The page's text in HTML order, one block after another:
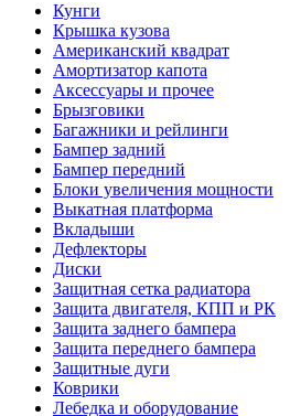
Кунги
Крышка кузова
Американский квадрат
Амортизатор капота
Аксессуары и прочее
Брызговики
Багажники и рейлинги
Бампер задний
Бампер передний
Блоки увеличения мощности
Выкатная платформа
Вкладыши
Дефлекторы
Диски
Защитная сетка радиатора
Защита двигателя, КПП и РК
Защита заднего бампера
Защита переднего бампера
Защитные дуги
Коврики
Лебедка и оборудование